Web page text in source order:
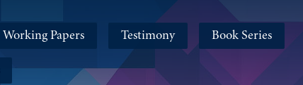
Working Papers Testimony Book Series